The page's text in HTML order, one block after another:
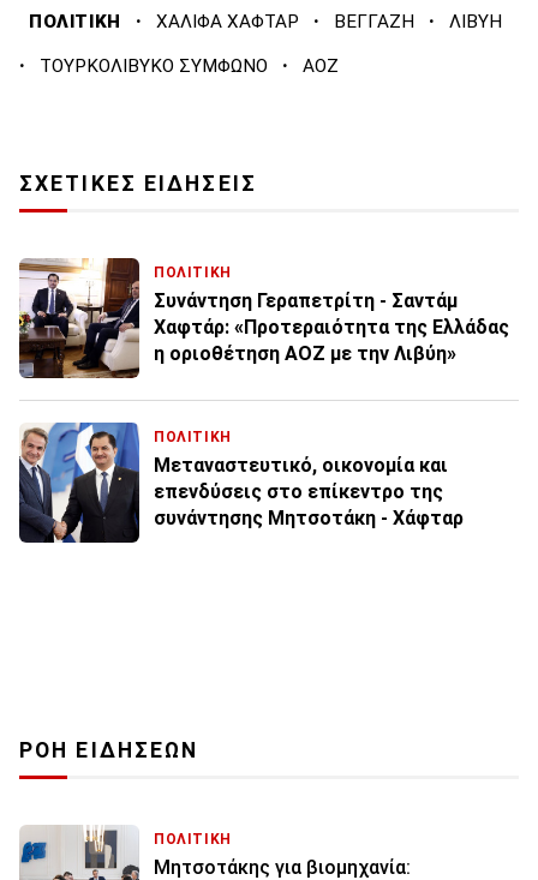
ΠΟΛΙΤΙΚΗ · ΧΑΛΙΦΑ ΧΑΦΤΑΡ · ΒΕΓΓΑΖΗ · ΛΙΒΥΗ
· ΤΟΥΡΚΟΛΙΒΥΚΟ ΣΥΜΦΩΝΟ · ΑΟΖ
ΣΧΕΤΙΚΕΣ ΕΙΔΗΣΕΙΣ
ΠΟΛΙΤΙΚΗ
Συνάντηση Γεραπετρίτη - Σαντάμ
Χαφτάρ: «Προτεραιότητα της Ελλάδας
η οριοθέτηση ΑΟΖ με την Λιβύη»
ΠΟΛΙΤΙΚΗ
Μεταναστευτικό, οικονομία και
επενδύσεις στο επίκεντρο της
συνάντησης Μητσοτάκη - Χάφταρ
ΡΟΗ ΕΙΔΗΣΕΩΝ
ΠΟΛΙΤΙΚΗ
Μητσοτάκης για βιομηχανία: